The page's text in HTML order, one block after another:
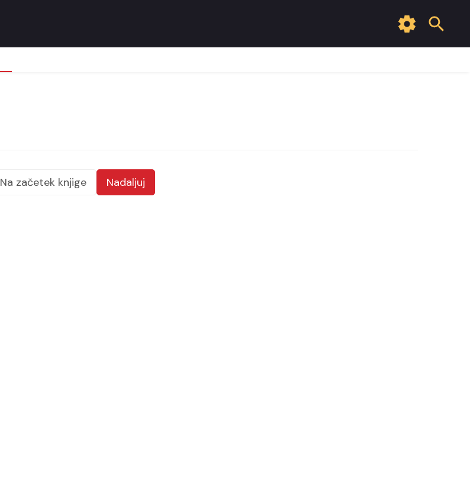
Na začetek knjige Nadaljuj